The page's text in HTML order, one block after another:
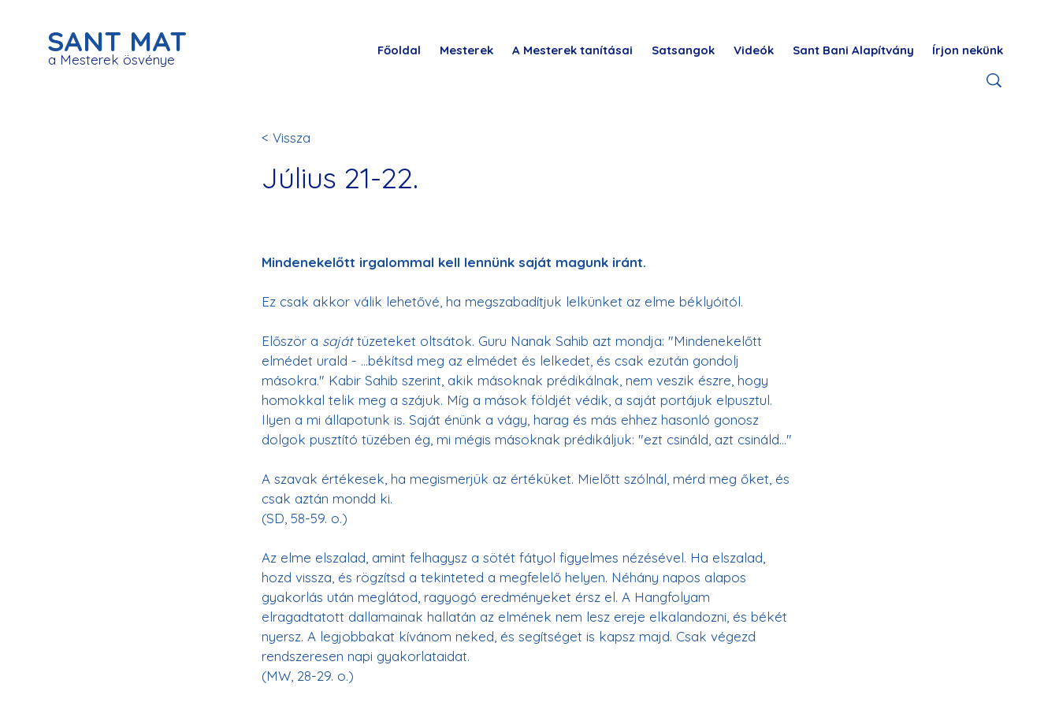
SANT MAT
a Mesterek ösvénye
Főoldal Mesterek A Mesterek tanításai Satsangok Videók Sant Bani Alapítvány Írjon nekünk
< Vissza
Július 21-22.
Mindenekelőtt irgalommal kell lennünk saját magunk iránt.
Ez csak akkor válik lehetővé, ha megszabadítjuk lelkünket az elme béklyóitól.
Először a saját tüzeteket oltsátok. Guru Nanak Sahib azt mondja: "Mindenekelőtt
elmédet urald - ...békítsd meg az elmédet és lelkedet, és csak ezután gondolj
másokra." Kabir Sahib szerint, akik másoknak prédikálnak, nem veszik észre, hogy
homokkal telik meg a szájuk. Míg a mások földjét védik, a saját portájuk elpusztul.
Ilyen a mi állapotunk is. Saját énünk a vágy, harag és más ehhez hasonló gonosz
dolgok pusztító tüzében ég, mi mégis másoknak prédikáljuk: "ezt csináld, azt csináld..."
A szavak értékesek, ha megismerjük az értéküket. Mielőtt szólnál, mérd meg őket, és
csak aztán mondd ki.
(SD, 58-59. o.)
Az elme elszalad, amint felhagysz a sötét fátyol figyelmes nézésével. Ha elszalad,
hozd vissza, és rögzítsd a tekinteted a megfelelő helyen. Néhány napos alapos
gyakorlás után meglátod, ragyogó eredményeket érsz el. A Hangfolyam
elragadtatott dallamainak hallatán az elmének nem lesz ereje elkalandozni, és békét
nyersz. A legjobbakat kívánom neked, és segítséget is kapsz majd. Csak végezd
rendszeresen napi gyakorlataidat.
(MW, 28-29. o.)